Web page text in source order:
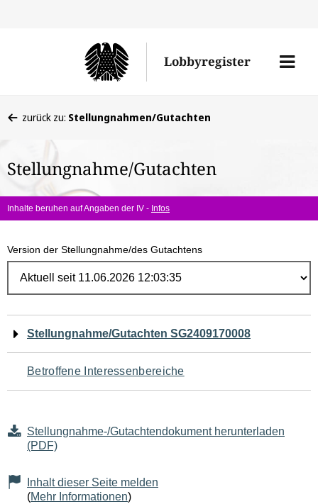
Lobbyregister
Menü
befinden
hier:
zurück zu: Stellungnahmen/Gutachten
Stellungnahme/Gutachten
Inhalte beruhen auf Angaben der IV - Infos
Version der Stellungnahme/des Gutachtens
Navigation
für
den
Seiteninhalt
Stellungnahme/Gutachten SG2409170008
Betroffene Interessenbereiche
Stellungnahme-/Gutachtendokument herunterladen
(PDF)
Inhalt dieser Seite melden
(Mehr Informationen)